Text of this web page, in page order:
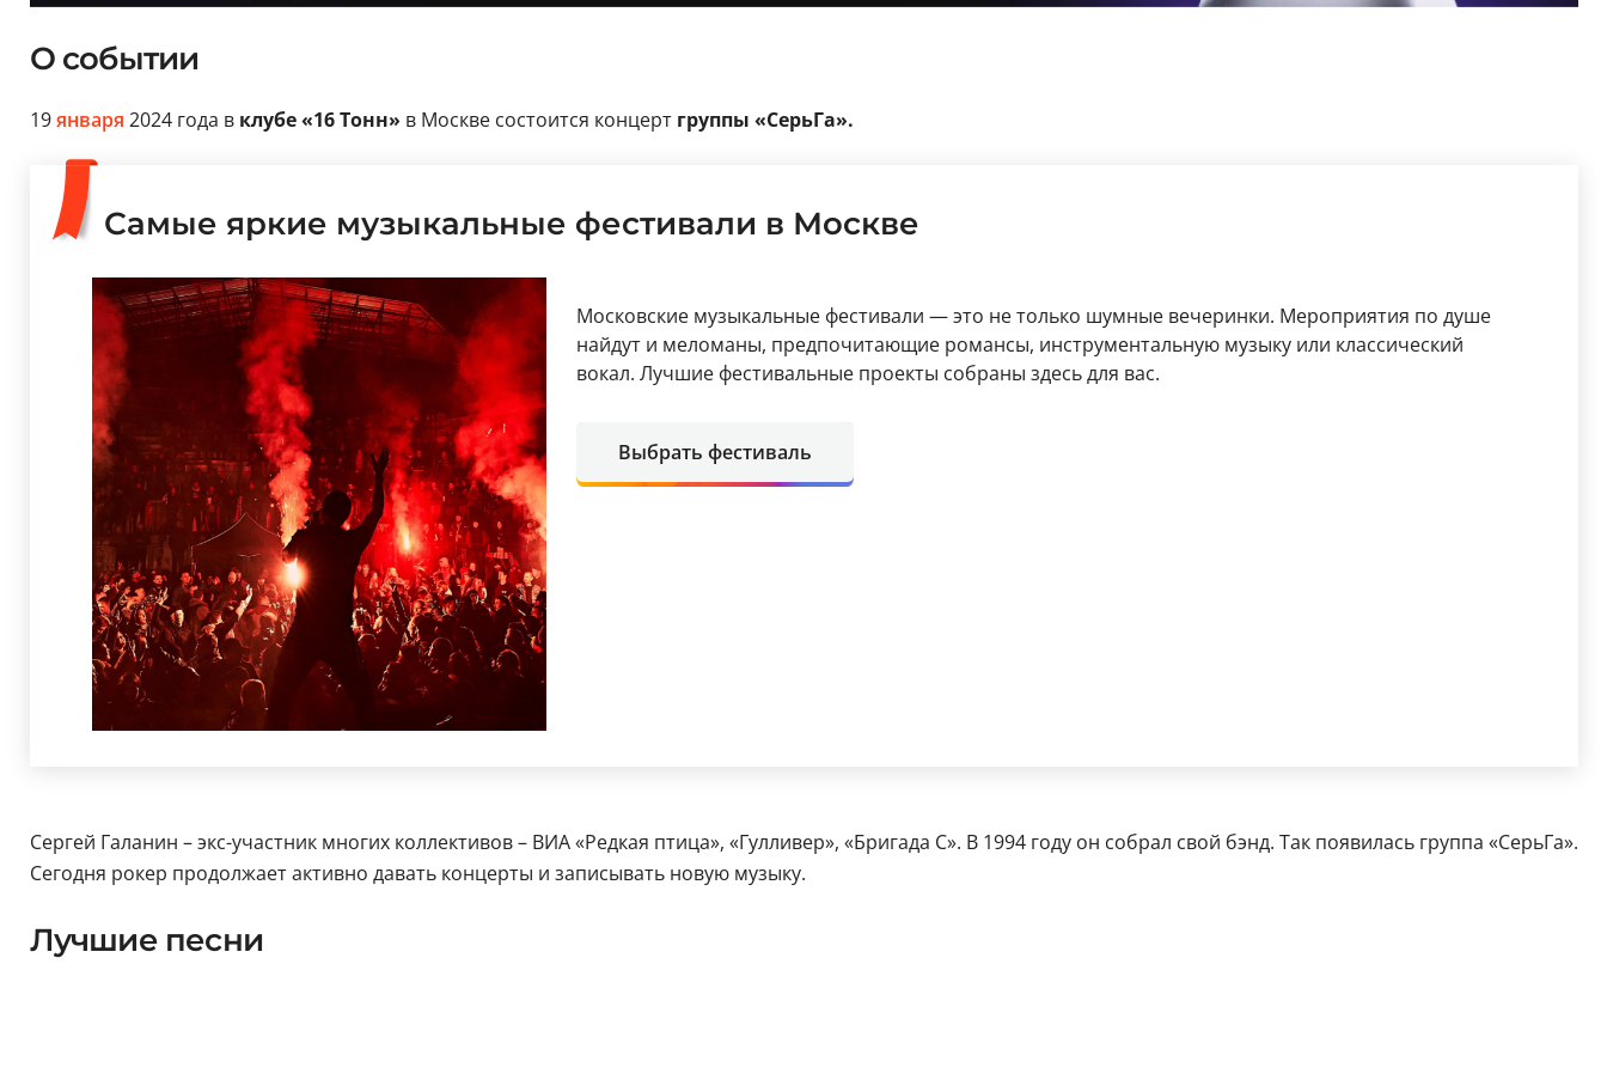
О событии
19января 2024 года в клубе «16 Тонн» в Москве состоится концерт группы «СерьГа».
Самые яркие музыкальные фестивали в Москве
Московские музыкальные фестивали — это не только шумные вечеринки. Мероприятия по душе
найдут и меломаны, предпочитающие романсы, инструментальную музыку или классический
вокал. Лучшие фестивальные проекты собраны здесь для вас.
Выбрать фестиваль
Сергей Галанин – экс-участник многих коллективов – ВИА «Редкая птица», «Гулливер», «Бригада С». В 1994 году он собрал свой бэнд. Так появилась группа «СерьГа».
Сегодня рокер продолжает активно давать концерты и записывать новую музыку.
Лучшие песни